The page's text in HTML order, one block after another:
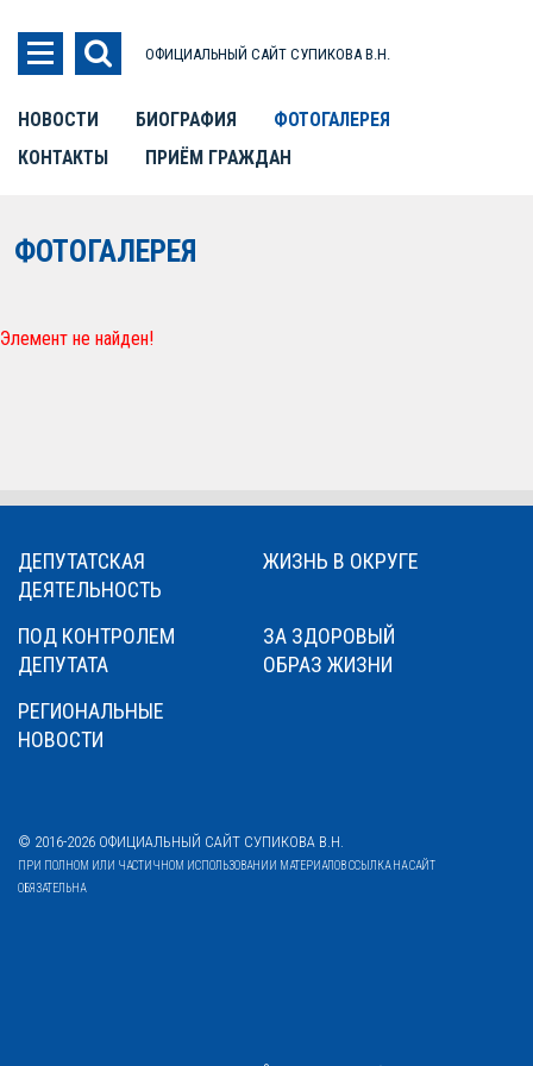
ОФИЦИАЛЬНЫЙ САЙТ СУПИКОВА В.Н.
НОВОСТИ БИОГРАФИЯ
ФОТОГАЛЕРЕЯ
КОНТАКТЫ
ПРИЁМ ГРАЖДАН
ФОТОГАЛЕРЕЯ
Элемент не найден!
ДЕПУТАТСКАЯ
ДЕЯТЕЛЬНОСТЬ
ЖИЗНЬ В ОКРУГЕ
ПОД КОНТРОЛЕМ
ДЕПУТАТА
ЗА ЗДОРОВЫЙ
ОБРАЗ ЖИЗНИ
РЕГИОНАЛЬНЫЕ
НОВОСТИ
© 2016-2026 ОФИЦИАЛЬНЫЙ САЙТ СУПИКОВА В.Н.
ПРИ ПОЛНОМ ИЛИ ЧАСТИЧНОМ ИСПОЛЬЗОВАНИИ МАТЕРИАЛОВ ССЫЛКА НА САЙТ
ОБЯЗАТЕЛЬНА